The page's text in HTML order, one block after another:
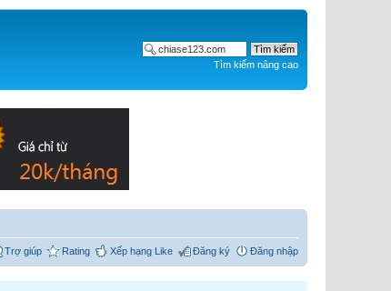
Tìm kiếm nâng cao
Trợ giúp Rating Xếp hạng Like Đăng ký Đăng nhập